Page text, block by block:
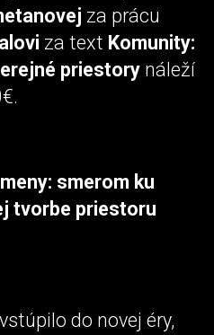
za prácu
za text Komunity:
priestory náleží
smerom ku
tvorbe priestoru
do novej éry,